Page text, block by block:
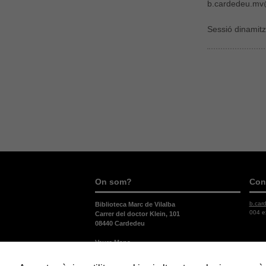
Sessió
On som?
Biblioteca Marc de Vilalba
Carrer del doctor Klein, 101
08440 Cardedeu
Veure Mapa
004